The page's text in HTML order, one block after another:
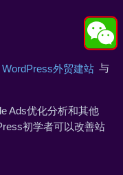
WordPress外贸建站 与
Ads优化分析和其他
初学者可以改善站